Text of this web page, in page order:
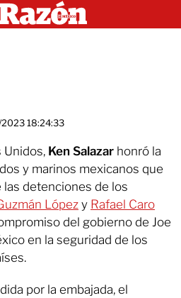
18:24:33
Unidos, Ken Salazar honró la
y marinos mexicanos que
detenciones de los
López y Rafael Caro
del gobierno de Joe
en la seguridad de los
por la embajada, el